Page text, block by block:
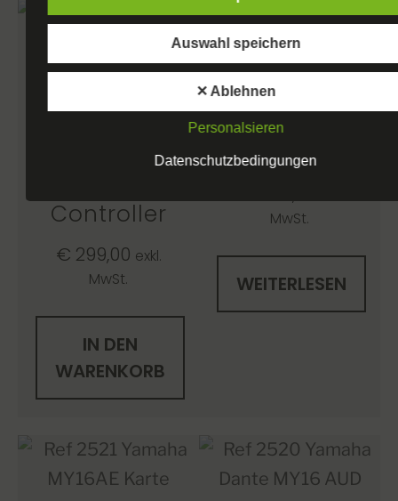
Ref 2525
Nexo PS10TD
Controller
€ 299,00 exkl.
MwSt.
IN DEN
WARENKORB
Ref 2524
Nexo PS15
Speaker
MwSt.
WEITERLESEN
Auswahl speichern
✕ Ablehnen
Personalsieren
Datenschutzbedingungen